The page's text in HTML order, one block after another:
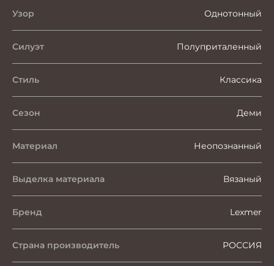
Узор Однотонный
Силуэт Полуприталенный
Стиль Классика
Сезон Деми
Материал Неопознанный
Выделка материала Вязаный
Бренд Lexmer
Страна производитель РОССИЯ